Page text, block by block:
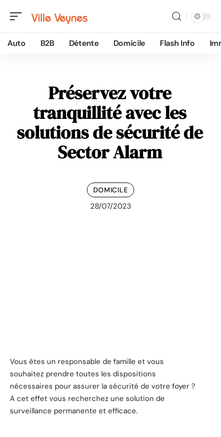
Auto B2B Détente Domicile Flash Info
Préservez votre
tranquillité avec les
solutions de sécurité de
Sector Alarm
DOMICILE
28/07/2023
Vous êtes un responsable de famille et vous
souhaitez prendre toutes les dispositions
nécessaires pour assurer la sécurité de votre foyer ?
A cet effet vous recherchez une solution de
surveillance permanente et efficace.